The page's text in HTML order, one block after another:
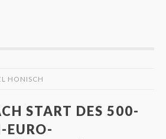
HONISCH
START DES 500-
EURO-